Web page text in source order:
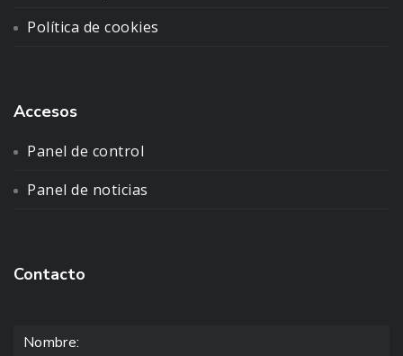
Política de cookies
Accesos
Panel de control
Panel de noticias
Contacto